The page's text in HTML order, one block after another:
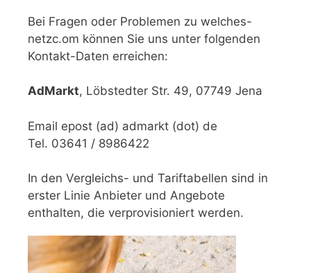
Bei Fragen oder Problemen zu welches-
netzc.om können Sie uns unter folgenden
Kontakt-Daten erreichen:
AdMarkt, Löbstedter Str. 49, 07749 Jena
Email epost (ad) admarkt (dot) de
Tel. 03641 / 8986422
In den Vergleichs- und Tariftabellen sind in
erster Linie Anbieter und Angebote
enthalten, die verprovisioniert werden.